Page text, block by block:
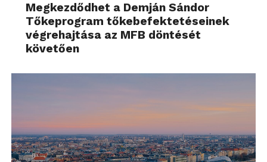
Megkezdődhet a Demján Sándor
Tőkeprogram tőkebefektetéseinek
végrehajtása az MFB döntését
követően